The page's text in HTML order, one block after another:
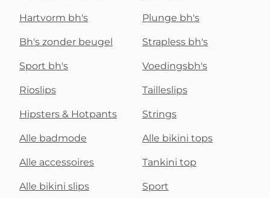
Hartvorm bh's Plunge bh's
Bh's zonder beugel Strapless bh's
Sport bh's Voedingsbh's
Rioslips Tailleslips
Hipsters & Hotpants Strings
Alle badmode Alle bikini tops
Alle accessoires Tankini top
Alle bikini slips Sport